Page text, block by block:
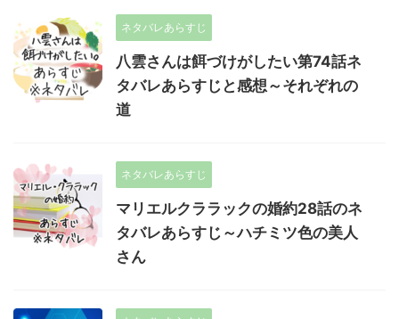
ネタバレあらすじ
八雲さんは餌づけがしたい第74話ネ
タバレあらすじと感想～それぞれの
道
ネタバレあらすじ
マリエルクララックの婚約28話のネ
タバレあらすじ～ハチミツ色の美人
さん